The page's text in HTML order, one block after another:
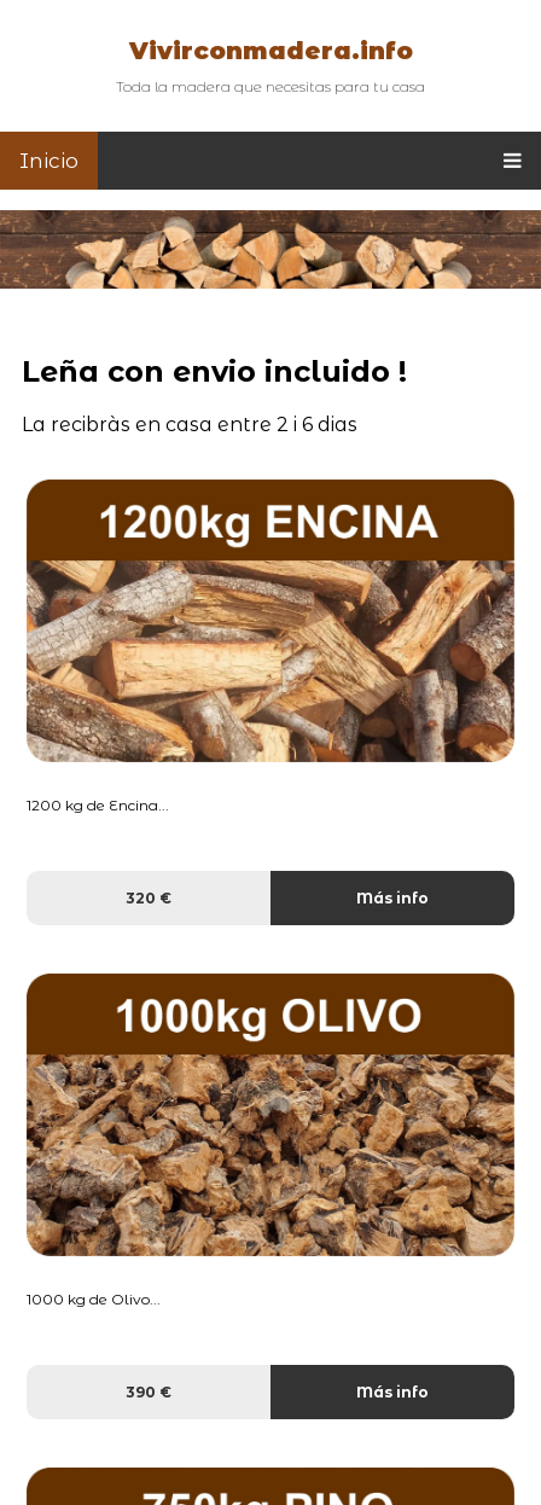
Vivirconmadera.info
Toda la madera que necesitas para tu casa
Inicio
Leña con envio incluido !
La recibràs en casa entre 2 i 6 dias
1200 kg de Encina...
320 € Más info
1000 kg de Olivo...
390 € Más info